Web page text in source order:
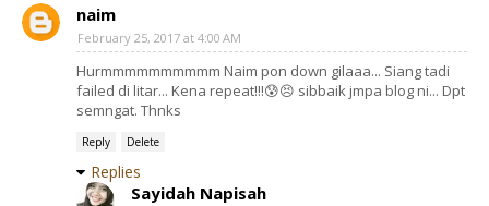
naim
February 25, 2017 at 4:00 AM
Hurmmmmmmmmmm Naim pon down gilaaa... Siang tadi
failed di litar... Kena repeat!!!😰😣 sibbaik jmpa blog ni... Dpt
semngat. Thnks
Reply Delete
Replies
Sayidah Napisah